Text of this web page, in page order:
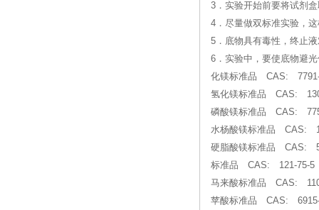
3．实验开始前要将试剂
4．尽量做双标准实验，
5．底物具有毒性，终止
6．实验中，要使底物避
化镁标准品 CAS:
氢化镁标准品 CAS:
磷酸镁标准品 CAS:
水杨酸镁标准品 CAS:
硬脂酸镁标准品 CAS:
标准品 CAS: 121-75-
马来酸标准品 CAS:
苹酸标准品 CAS: